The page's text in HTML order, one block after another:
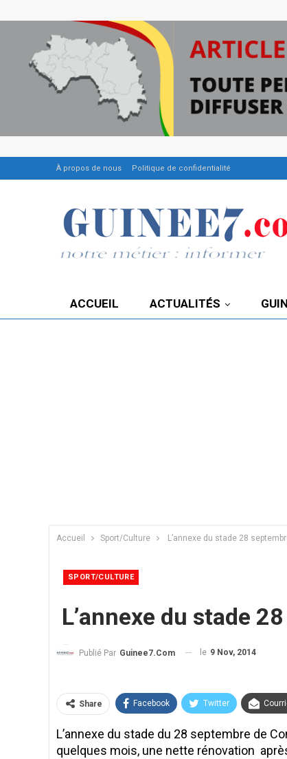
À propos de nous Politique de confidentialité
ACCUEIL ACTUALITÉS
Accueil Sport/Culture L’annexe du stade 28
SPORT/CULTURE
L’annexe du stade
Publié Par Guinee7.com le 9 Nov, 2014
Share Facebook Twitter
L’annexe du stade du 28 septembre de
quelques mois, une nette rénovation